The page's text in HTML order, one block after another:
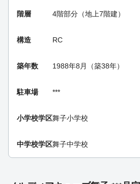
階層 4階部分（地上7階建）
構造 RC
築年数 1988年8月（築38年）
駐車場 ***
小学校学区舞子小学校
中学校学区舞子中学校